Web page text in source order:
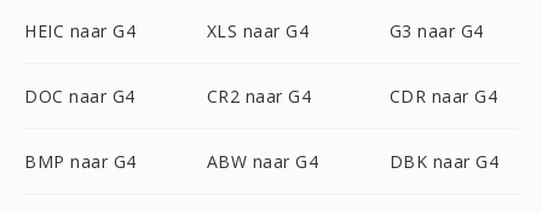
HEIC naar G4 XLS naar G4 G3 naar G4
DOC naar G4 CR2 naar G4 CDR naar G4
BMP naar G4 ABW naar G4 DBK naar G4